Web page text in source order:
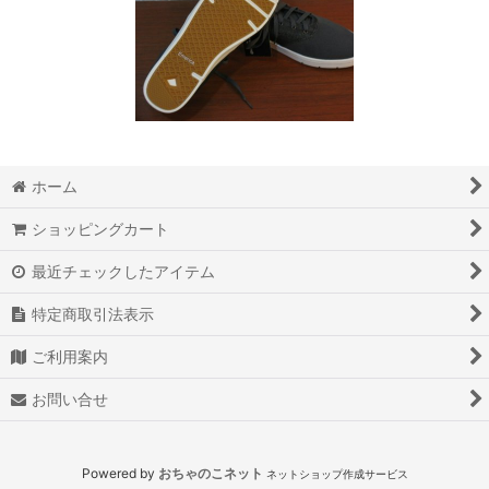
ホーム
ショッピングカート
最近チェックしたアイテム
特定商取引法表示
ご利用案内
お問い合せ
Powered by おちゃのこネット ネットショップ作成サービス